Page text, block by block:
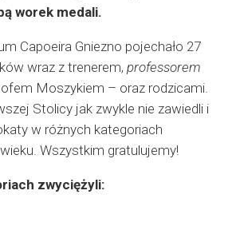
worek medali.
Capoeira Gniezno pojechało 27
wraz z trenerem, professorem
Moszykiem – oraz rodzicami.
Stolicy jak zwykle nie zawiedli i
w różnych kategoriach
Wszystkim gratulujemy!
zwyciężyli: